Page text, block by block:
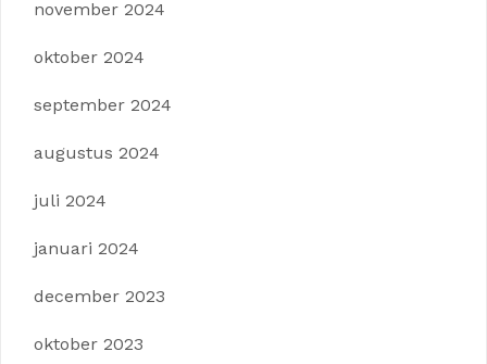
november 2024
oktober 2024
september 2024
augustus 2024
juli 2024
januari 2024
december 2023
oktober 2023